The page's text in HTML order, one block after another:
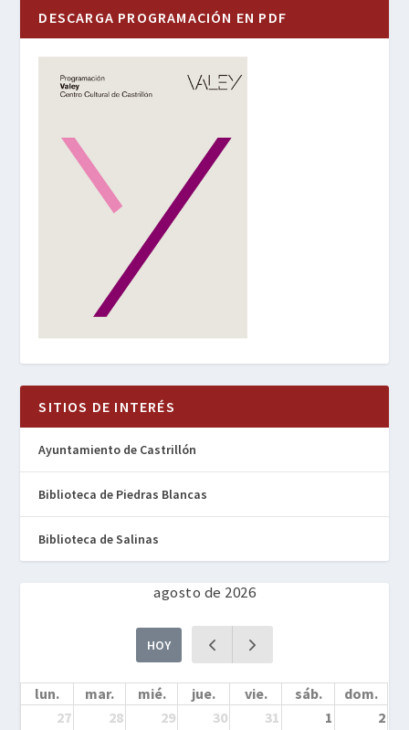
DESCARGA PROGRAMACIÓN EN PDF
SITIOS DE INTERÉS
Ayuntamiento de Castrillón
Biblioteca de Piedras Blancas
Biblioteca de Salinas
agosto de 2026
HOY
lun. mar. mié. jue. vie. sáb.
dom.
27
28 29 30 31 1 2